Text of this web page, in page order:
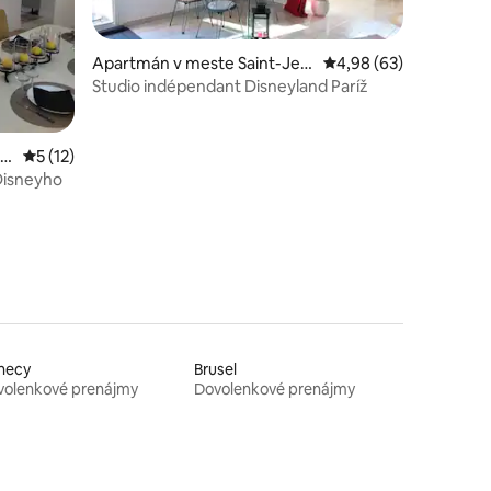
82
Priemerné ohodnotenie 5 z 5, počet hodnotení: 12
5 (12)
Apartmán v meste Saint-Jea
n-les-Deux-Jumeaux
Priemerné
4,98 (63)
Studio indépendant Disneyland Paríž
prenájmy
Brusel
Dovolenkové prenájmy